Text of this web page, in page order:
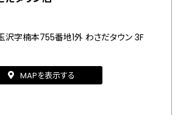
字楠本755番地1外 わさだタウン 3F
MAPを表示する